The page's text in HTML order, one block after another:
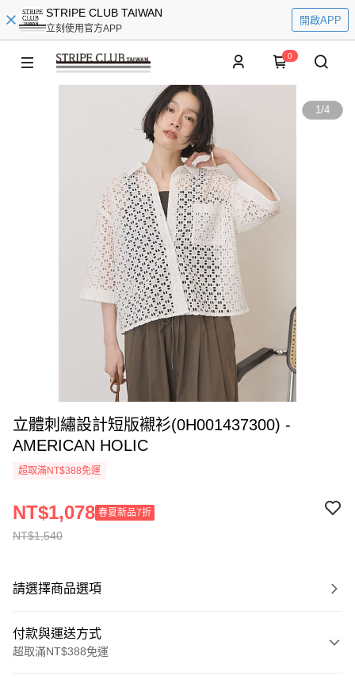
STRIPE CLUB TAIWAN
立刻使用官方APP
開啟APP
0
1/4
立體刺繡設計短版襯衫(0H001437300) -
AMERICAN HOLIC
超取滿NT$388免運
NT$1,540
NT$1,078 春夏新品7折
請選擇商品選項
付款與運送方式
超取滿NT$388免運